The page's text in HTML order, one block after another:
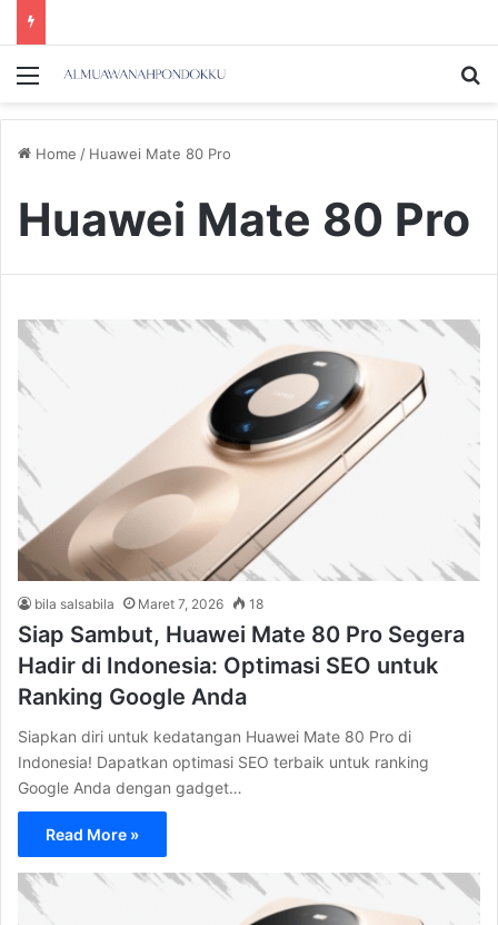
Menu
Home / Huawei Mate 80 Pro
Huawei Mate 80 Pro
bila salsabila Maret 7, 2026 18
Siap Sambut, Huawei Mate 80 Pro Segera
Hadir di Indonesia: Optimasi SEO untuk
Ranking Google Anda
Siapkan diri untuk kedatangan Huawei Mate 80 Pro di
Indonesia! Dapatkan optimasi SEO terbaik untuk ranking
Google Anda dengan gadget…
Read More »